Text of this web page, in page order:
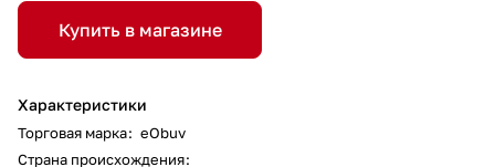
Купить в магазине
Характеристики
Торговая марка: eObuv
Страна происхождения: